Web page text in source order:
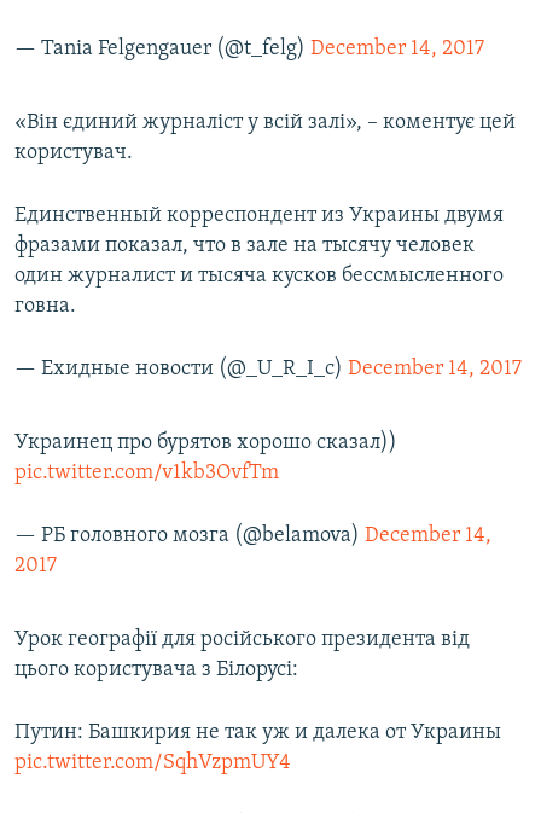
— Tania Felgengauer (@t_felg) December 14, 2017
«Він єдиний журналіст у всій залі», – коментує цей
користувач.
Единственный корреспондент из Украины двумя
фразами показал, что в зале на тысячу человек
один журналист и тысяча кусков бессмысленного
говна.
— Ехидные новости (@_U_R_I_c) December 14, 2017
Украинец про бурятов хорошо сказал))
pic.twitter.com/v1kb3OvfTm
— РБ головного мозга (@belamova) December 14,
2017
Урок географії для російського президента від
цього користувача з Білорусі:
Путин: Башкирия не так уж и далека от Украины
pic.twitter.com/SqhVzpmUY4